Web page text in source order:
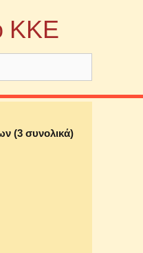
(3 συνολικά)